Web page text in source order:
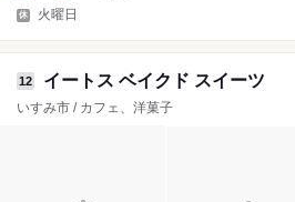
火曜日
12 イートス ベイクド スイーツ
いすみ市 / カフェ、洋菓子